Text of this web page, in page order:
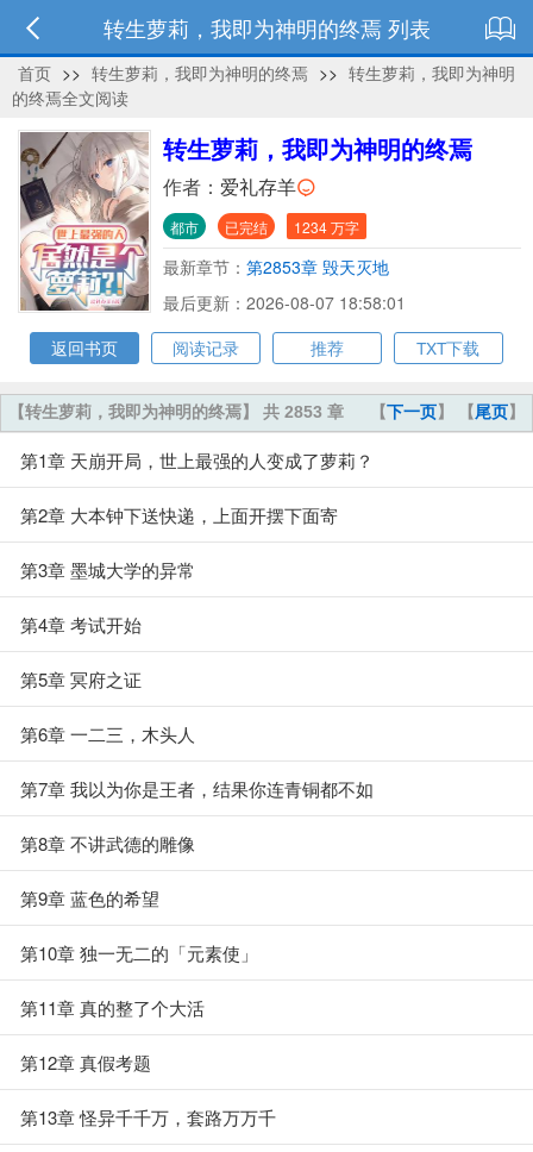
转生萝莉，我即为神明的终焉 列表
首页 >> 转生萝莉，我即为神明的终焉 >> 转生萝莉，我即为神明
的终焉全文阅读
转生萝莉，我即为神明的终焉
作者： 爱礼存羊
都市 已完结 1234 万字
最新章节： 第2853章 毁天灭地
最后更新：2026-08-07 18:58:01
返回书页
阅读记录 推荐 TXT下载
【下一页】 【尾页】
【转生萝莉，我即为神明的终焉】 共 2853 章
第1章 天崩开局，世上最强的人变成了萝莉？
第2章 大本钟下送快递，上面开摆下面寄
第3章 墨城大学的异常
第4章 考试开始
第5章 冥府之证
第6章 一二三，木头人
第7章 我以为你是王者，结果你连青铜都不如
第8章 不讲武德的雕像
第9章 蓝色的希望
第10章 独一无二的「元素使」
第11章 真的整了个大活
第12章 真假考题
第13章 怪异千千万，套路万万千